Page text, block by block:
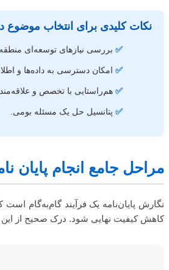
نکات کلیدی برای انتخاب موضوع
✅ بررسی نیازهای توسعه‌ای
✅ امکان دسترسی به داده‌ها و
✅ هم‌راستایی با تخصص و
✅ پتانسیل حل یک مسئله بومی.
مراحل جامع انجام پایان
نگارش پایان‌نامه یک فرآیند گام‌به‌گام
کاهش کیفیت نهایی شود. درک صحیح از این